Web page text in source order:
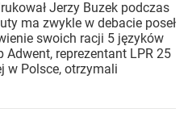
Jerzy Buzek podczas
ma zwykle w debacie poseł
swoich racji 5 języków
Adwent, reprezentant LPR 25
w Polsce, otrzymali